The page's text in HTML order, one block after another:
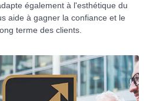
également à l'esthétique du
aide à gagner la confiance et le
terme des clients.